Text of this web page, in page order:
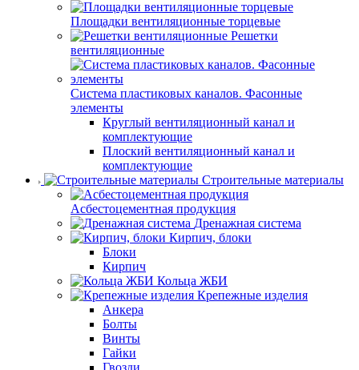
Площадки вентиляционные торцевые
Решетки
вентиляционные
Система пластиковых каналов. Фасонные
элементы
Круглый вентиляционный канал и
комплектующие
Плоский вентиляционный канал и
комплектующие
Строительные материалы
Асбестоцементная продукция
Дренажная система
Кирпич, блоки
Блоки
Кирпич
Кольца ЖБИ
Крепежные изделия
Анкера
Болты
Винты
Гайки
Гвозди